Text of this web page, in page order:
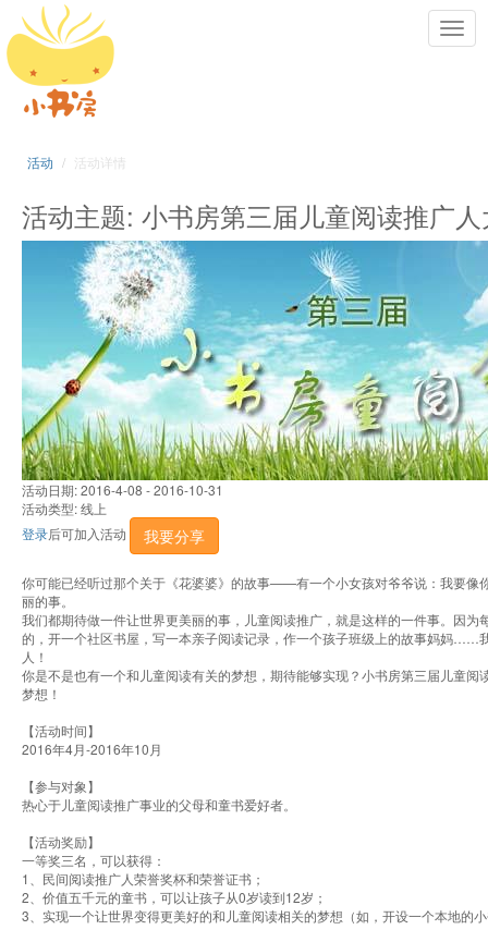
活动 活动详情
活动主题: 小书房第三届儿童阅读推广
活动日期: 2016-4-08 - 2016-10-31
活动类型: 线上
登录后可加入活动 我要分享
你可能已经听过那个关于《花婆婆》的故事——有一个小女孩对爷爷说：我要像
丽的事。
我们都期待做一件让世界更美丽的事，儿童阅读推广，就是这样的一件事。因
的，开一个社区书屋，写一本亲子阅读记录，作一个孩子班级上的故事妈妈……
人！
你是不是也有一个和儿童阅读有关的梦想，期待能够实现？小书房第三届儿童
梦想！
【活动时间】
2016年4月-2016年10月
【参与对象】
热心于儿童阅读推广事业的父母和童书爱好者。
【活动奖励】
一等奖三名，可以获得：
1、民间阅读推广人荣誉奖杯和荣誉证书；
2、价值五千元的童书，可以让孩子从0岁读到12岁；
3、实现一个让世界变得更美好的和儿童阅读相关的梦想（如，开设一个本地的